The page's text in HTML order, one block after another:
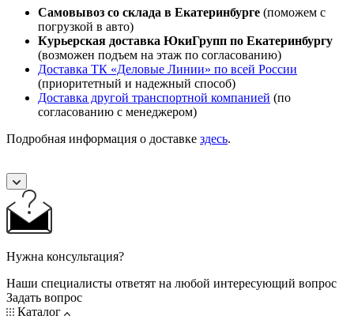
Самовывоз со склада в Екатеринбурге (поможем с
погрузкой в авто)
Курьерская доставка ЮкиГрупп по Екатеринбургу
(возможен подъем на этаж по согласованию)
Доставка ТК «Деловые Линии» по всей России
(приоритетный и надежный способ)
Доставка другой транспортной компанией (по
согласованию с менеджером)
Подробная информация о доставке здесь.
Нужна консультация?
Наши специалисты ответят на любой интересующий вопрос
Задать вопрос
Каталог